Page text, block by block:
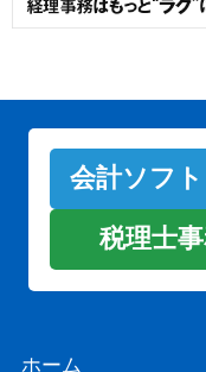
会計ソフ
税理士
ホーム